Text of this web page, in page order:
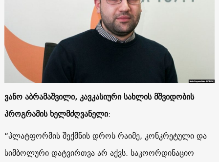
ვანო აბრამაშვილი, კავკასიური სახლის მშვიდობის
პროგრამის ხელმძღვანელი:
“პლატფორმის შექმნის დროს რაიმე, კონკრეტული და
სიმბოლური დატვირთვა არ აქვს. საკოორდინაციო